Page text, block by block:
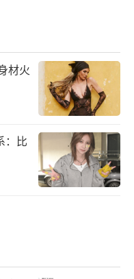
材火
：比